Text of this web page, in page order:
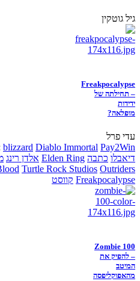
גיל גוטקין
Freakpocalypse
– תחילתה של
ידידות
מופלאה?
עדי פרל
blizzard Diablo Immortal Pay2Win
דיאבלו כתבה Elden Ring אלדן רינג
Turtle Rock Studios Outriders
Freakpocalypse קווסט
Zombie 100
– להפיק את
המיטב
מהאפוקליפסה